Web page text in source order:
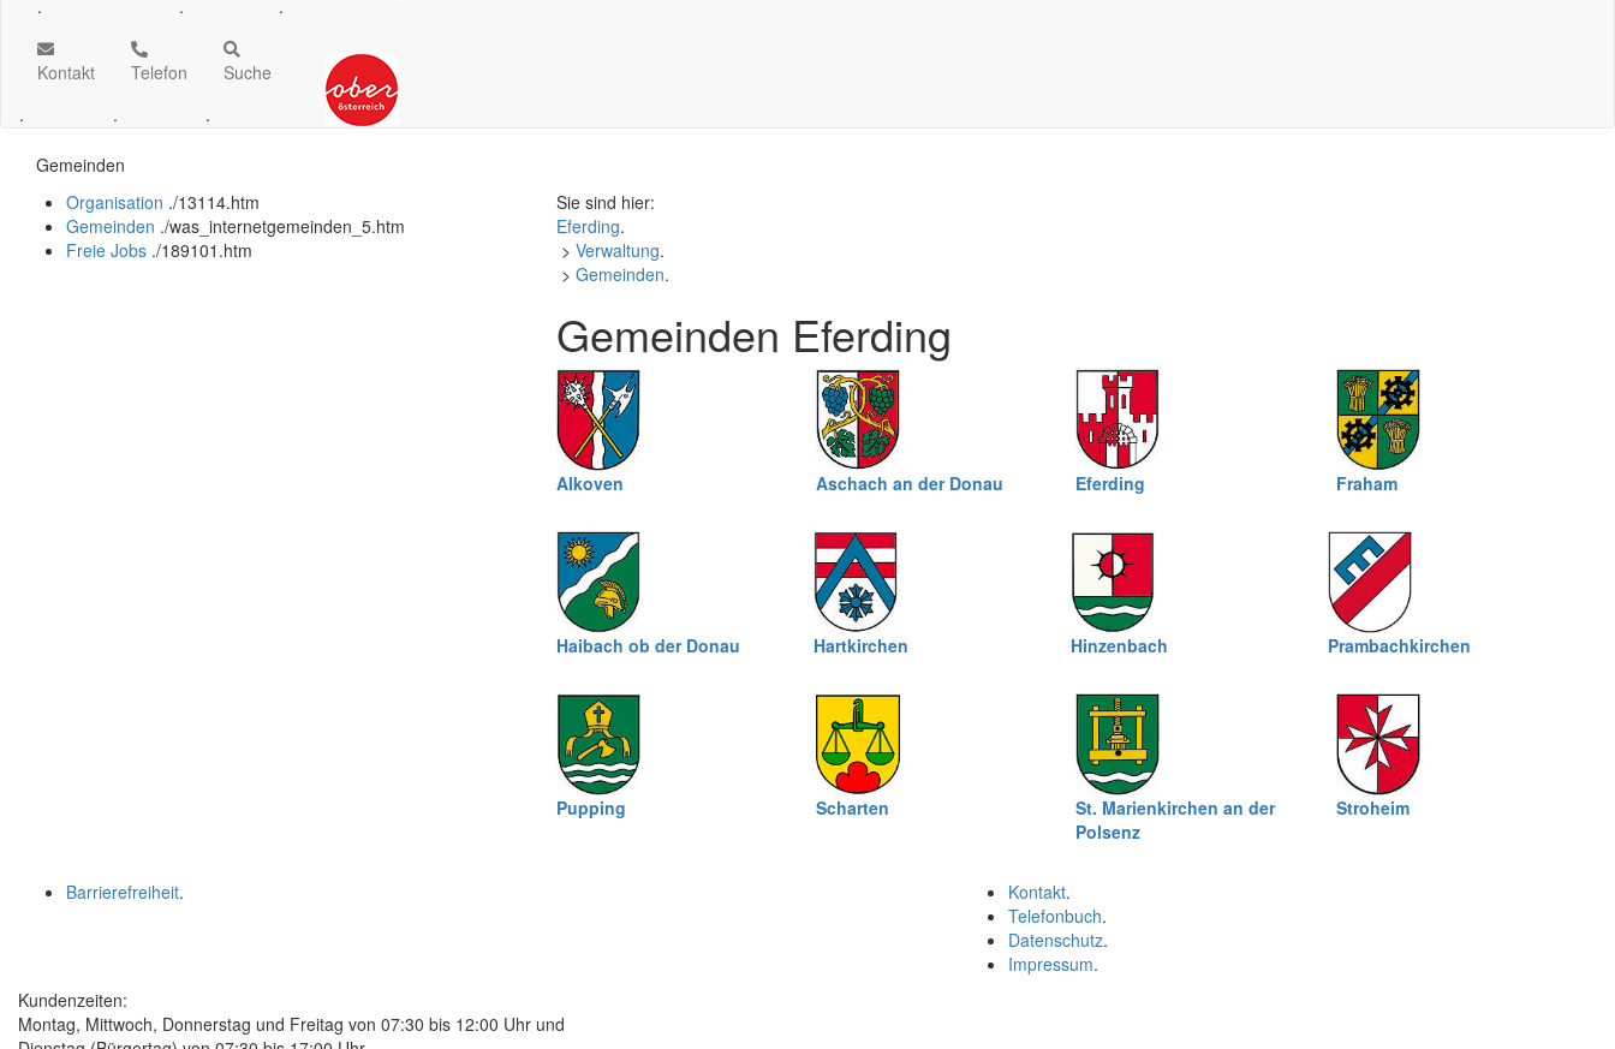
.
.
.
Kontakt
.
Telefon
.
Suche
.
Gemeinden
Organisation ./13114.htm
Gemeinden ./was_internetgemeinden_5.htm
Freie Jobs ./189101.htm
Sie sind hier:
Eferding.
> Verwaltung.
> Gemeinden.
Gemeinden Eferding
Alkoven Aschach an der Donau Eferding Fraham
Haibach ob der Donau Hartkirchen Hinzenbach Prambachkirchen
Pupping Scharten
St. Marienkirchen an der
Polsenz
Stroheim
Kontakt.
Telefonbuch.
Datenschutz.
Impressum.
Barrierefreiheit.
Kundenzeiten:
Montag, Mittwoch, Donnerstag und Freitag von 07:30 bis 12:00 Uhr und